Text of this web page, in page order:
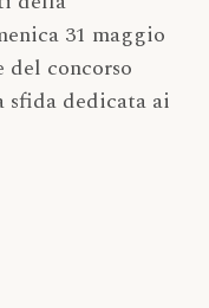
31 maggio
del concorso
sfida dedicata ai